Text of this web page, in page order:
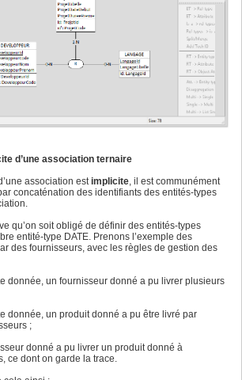
d’une association ternaire
association est implicite , il est communément
concaténation des identifiants des entités-types
qu’on soit obligé de définir des entités-types
entité-type DATE. Prenons l’exemple des
des fournisseurs, avec les règles de gestion des
donnée, un fournisseur donné a pu livrer plusieurs
donnée, un produit donné a pu être livré par
;
donné a pu livrer un produit donné à
ce dont on garde la trace.